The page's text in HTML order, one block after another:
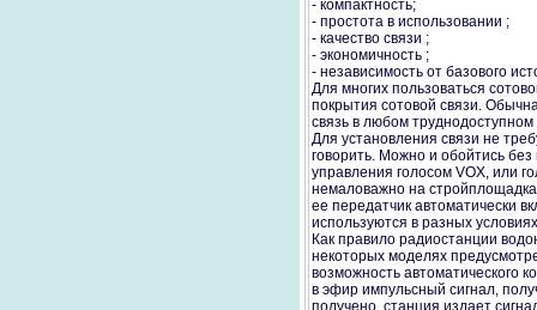
- компактность;
- простота в использовании ;
- качество связи ;
- экономичность ;
- независимость от базового
Для многих пользоваться
покрытия сотовой связи.
связь в любом труднодоступном
Для установления связи не
говорить. Можно и обойтись
управления голосом VOX, или
немаловажно на
ее передатчик автоматически
используются в разных
Как правило радиостанции
некоторых моделях
возможность автоматического
в эфир импульсный сигнал,
получено, станция издает